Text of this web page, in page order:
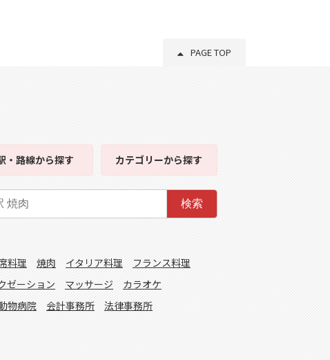
PAGE TOP
・路線から探す カテゴリーから探す
検索
料理 焼肉 イタリア料理
フランス料理
ゼーション マッサージ
カラオケ
物病院 会計事務所 法律事務所